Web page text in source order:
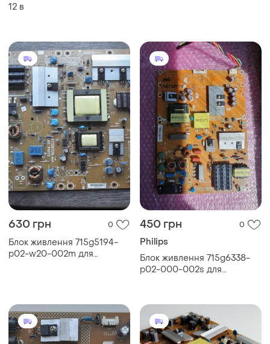
12 в
630 грн 0
Блок живлення 715g5194-
p02-w20-002m для
450 грн 0
Philips
Блок живлення 715g6338-
p02-000-002s для